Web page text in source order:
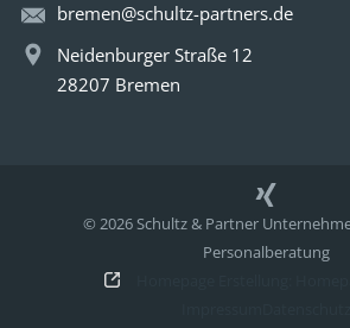
bremen@schultz-partners.de
Neidenburger Straße 12
28207 Bremen
© 2026 Schultz & Partner
Personalberatung
SEHR GUT
Bewertungen von
anderen Quellen